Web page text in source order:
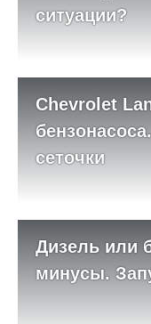
ситуации?
Chevrolet
сеточки
Дизель или
минусы.